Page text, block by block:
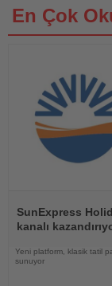
En Çok
Oku
SunExpress
kanalı
Yeni platform, klasik tatil
sunuyor